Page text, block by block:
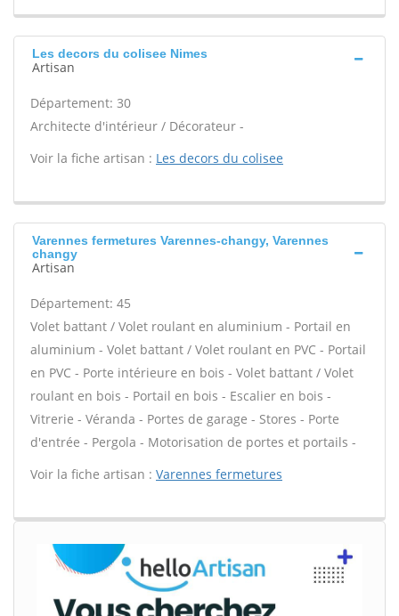
Les decors du colisee Nimes
Artisan
Département: 30
Architecte d'intérieur / Décorateur -
Voir la fiche artisan : Les decors du colisee
Varennes fermetures Varennes-changy, Varennes
changy
Artisan
Département: 45
Volet battant / Volet roulant en aluminium - Portail en
aluminium - Volet battant / Volet roulant en PVC - Portail
en PVC - Porte intérieure en bois - Volet battant / Volet
roulant en bois - Portail en bois - Escalier en bois -
Vitrerie - Véranda - Portes de garage - Stores - Porte
d'entrée - Pergola - Motorisation de portes et portails -
Voir la fiche artisan : Varennes fermetures